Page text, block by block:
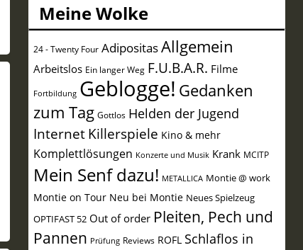
Meine Wolke
24 - Twenty Four AdipositasAllgemein
Arbeitslos Ein langer Weg F.U.B.A.R. Filme
Fortbildung Geblogge! Gedanken
zum Tag Gottlos Helden der Jugend
InternetKillerspiele Kino & mehr
Komplettlösungen Konzerte und Musik Krank MCITP
Mein Senf dazu! METALLICA Montie @ work
Montie on Tour Neu bei Montie Neues Spielzeug
OPTIFAST 52 Out of order Pleiten, Pech und
Pannen Prüfung Reviews ROFL Schlaflos in